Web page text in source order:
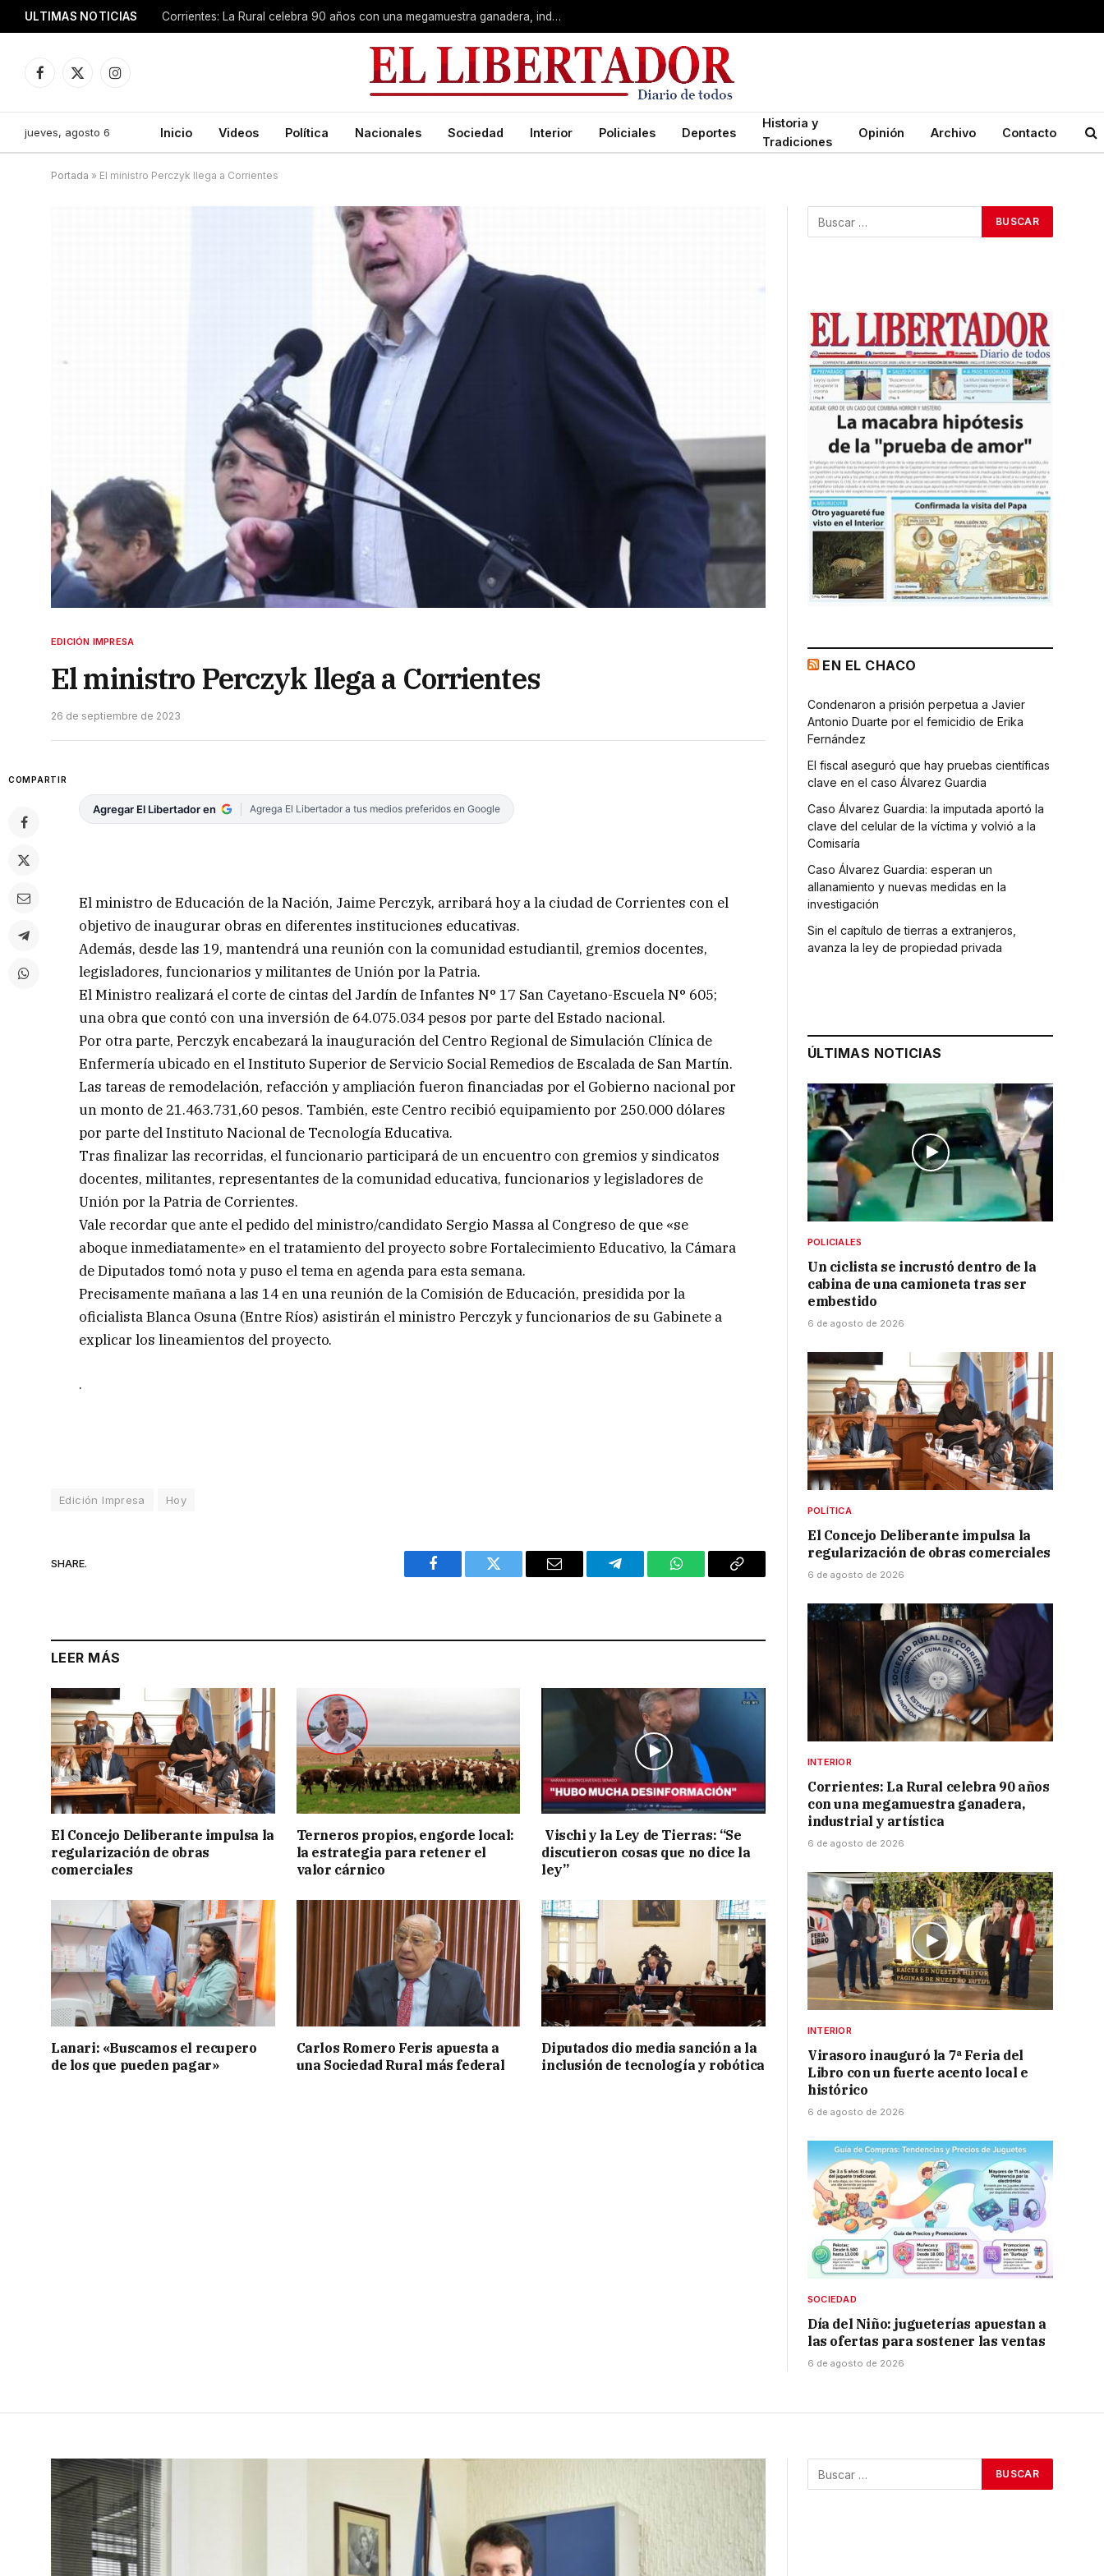
ULTIMAS NOTICIAS Corrientes: La Rural celebra 90 años con una megamuestra ganadera, industrial y artística
Facebook
X
Instagram
jueves, agosto 6 Inicio Videos Política Nacionales Sociedad Interior Policiales Deportes
Historia y
Tradiciones
Opinión Archivo Contacto
Portada » El ministro Perczyk llega a Corrientes
EDICIÓN IMPRESA
El ministro Perczyk llega a Corrientes
26 de septiembre de 2023
COMPARTIR
Agregar El Libertador en Agrega El Libertador a tus medios preferidos en Google
El ministro de Educación de la Nación, Jaime Perczyk, arribará hoy a la ciudad de Corrientes con el
objetivo de inaugurar obras en diferentes instituciones educativas.
Además, desde las 19, mantendrá una reunión con la comunidad estudiantil, gremios docentes,
legisladores, funcionarios y militantes de Unión por la Patria.
El Ministro realizará el corte de cintas del Jardín de Infantes N° 17 San Cayetano-Escuela N° 605;
una obra que contó con una inversión de 64.075.034 pesos por parte del Estado nacional.
Por otra parte, Perczyk encabezará la inauguración del Centro Regional de Simulación Clínica de
Enfermería ubicado en el Instituto Superior de Servicio Social Remedios de Escalada de San Martín.
Las tareas de remodelación, refacción y ampliación fueron financiadas por el Gobierno nacional por
un monto de 21.463.731,60 pesos. También, este Centro recibió equipamiento por 250.000 dólares
por parte del Instituto Nacional de Tecnología Educativa.
Tras finalizar las recorridas, el funcionario participará de un encuentro con gremios y sindicatos
docentes, militantes, representantes de la comunidad educativa, funcionarios y legisladores de
Unión por la Patria de Corrientes.
Vale recordar que ante el pedido del ministro/candidato Sergio Massa al Congreso de que «se
aboque inmediatamente» en el tratamiento del proyecto sobre Fortalecimiento Educativo, la Cámara
de Diputados tomó nota y puso el tema en agenda para esta semana.
Precisamente mañana a las 14 en una reunión de la Comisión de Educación, presidida por la
oficialista Blanca Osuna (Entre Ríos) asistirán el ministro Perczyk y funcionarios de su Gabinete a
explicar los lineamientos del proyecto.
.
Edición Impresa Hoy
SHARE.
Facebook Twitter Email Telegram WhatsAppCopy
LEER MÁS
El Concejo Deliberante impulsa la
regularización de obras
comerciales
Terneros propios, engorde local:
la estrategia para retener el
valor cárnico
Vischi y la Ley de Tierras: “Se
discutieron cosas que no dice la
ley”
Lanari: «Buscamos el recupero
de los que pueden pagar»
Carlos Romero Feris apuesta a
una Sociedad Rural más federal
Diputados dio media sanción a la
inclusión de tecnología y robótica
EN EL CHACO
Condenaron a prisión perpetua a Javier
Antonio Duarte por el femicidio de Erika
Fernández
El fiscal aseguró que hay pruebas científicas
clave en el caso Álvarez Guardia
Caso Álvarez Guardia: la imputada aportó la
clave del celular de la víctima y volvió a la
Comisaría
Caso Álvarez Guardia: esperan un
allanamiento y nuevas medidas en la
investigación
Sin el capítulo de tierras a extranjeros,
avanza la ley de propiedad privada
ÚLTIMAS NOTICIAS
POLICIALES
Un ciclista se incrustó dentro de la
cabina de una camioneta tras ser
embestido
6 de agosto de 2026
POLÍTICA
El Concejo Deliberante impulsa la
regularización de obras comerciales
6 de agosto de 2026
INTERIOR
Corrientes: La Rural celebra 90 años
con una megamuestra ganadera,
industrial y artística
6 de agosto de 2026
INTERIOR
Virasoro inauguró la 7ª Feria del
Libro con un fuerte acento local e
histórico
6 de agosto de 2026
SOCIEDAD
Día del Niño: jugueterías apuestan a
las ofertas para sostener las ventas
6 de agosto de 2026